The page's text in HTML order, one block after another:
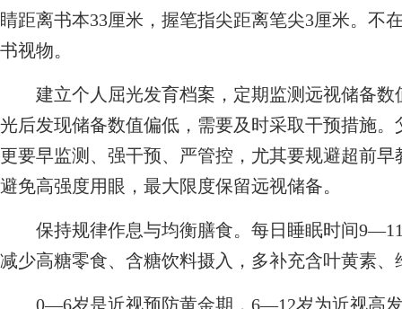
睛距离书本33厘米，握笔指尖距离笔尖3厘米。不
书视物。
建立个人屈光发育档案，定期监测远视储备数
光后发现储备数值偏低，需要及时采取干预措施
更要早监测、强干预、严管控，尤其要规避超前
避免高强度用眼，最大限度保留远视储备。
保持规律作息与均衡膳食。每日睡眠时间9—11
减少高糖零食、含糖饮料摄入，多补充含叶黄素
0—6岁是近视预防黄金期，6—12岁为近视高发